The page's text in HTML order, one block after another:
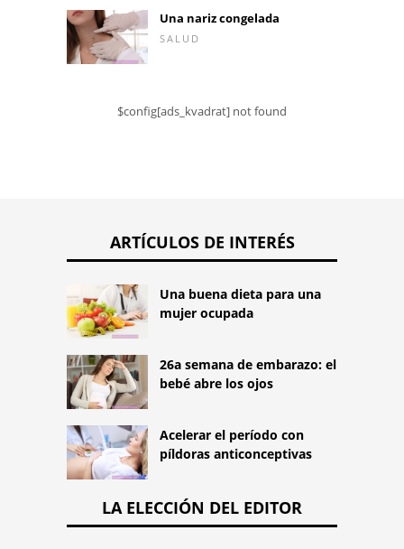
Una nariz congelada
SALUD
$config[ads_kvadrat] not found
ARTÍCULOS DE INTERÉS
Una buena dieta para una
mujer ocupada
26a semana de embarazo: el
bebé abre los ojos
Acelerar el período con
píldoras anticonceptivas
LA ELECCIÓN DEL EDITOR